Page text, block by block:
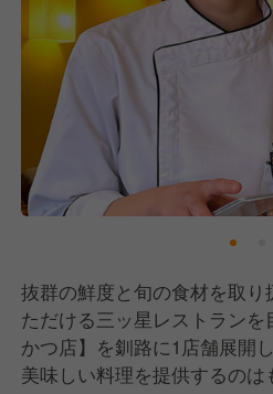
抜群の鮮度と旬の食材を取
ただける三ッ星レストラン
かつ店】を釧路に1店舗展開
美味しい料理を提供するの